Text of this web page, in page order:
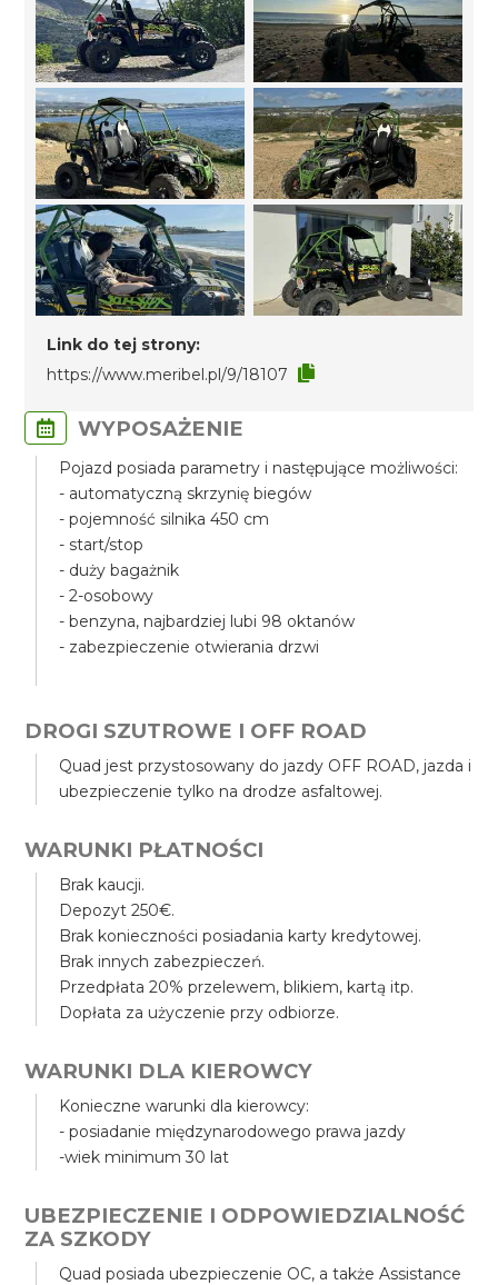
Link do tej strony:
https://www.meribel.pl/9/18107
WYPOSAŻENIE
Pojazd posiada parametry i następujące możliwości:
- automatyczną skrzynię biegów
- pojemność silnika 450 cm
- start/stop
- duży bagażnik
- 2-osobowy
- benzyna, najbardziej lubi 98 oktanów
- zabezpieczenie otwierania drzwi
DROGI SZUTROWE I OFF ROAD
Quad jest przystosowany do jazdy OFF ROAD, jazda i
ubezpieczenie tylko na drodze asfaltowej.
WARUNKI PŁATNOŚCI
Brak kaucji.
Depozyt 250€.
Brak konieczności posiadania karty kredytowej.
Brak innych zabezpieczeń.
Przedpłata 20% przelewem, blikiem, kartą itp.
Dopłata za użyczenie przy odbiorze.
WARUNKI DLA KIEROWCY
Konieczne warunki dla kierowcy:
- posiadanie międzynarodowego prawa jazdy
-wiek minimum 30 lat
UBEZPIECZENIE I ODPOWIEDZIALNOŚĆ
ZA SZKODY
Quad posiada ubezpieczenie OC, a także Assistance